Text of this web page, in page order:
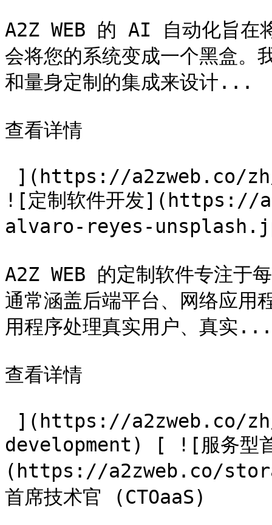
A2Z WEB 的 AI 自动化旨在
会将您的系统变成一个黑盒
和量身定制的集成来设计...
查看详情
![定制软件开发](https://
alvaro-reyes-
A2Z WEB 的定制软件专注于
通常涵盖后端平台、网络应
用程序处理真实用户、真实...
查看详情
development) [ ![服务型
(https://a2zweb.co/
首席技术官 (CTOaaS)